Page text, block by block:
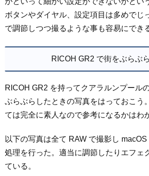
ボタンやダイヤル、設定項目は多めでじ
で調節しつつ撮るような事も容易にでき
RICOH GR2 で街をぶらぶ
RICOH GR2 を持ってクアラルンプール
ぶらぶらしたときの写真をはっておこう
ては完全に素人なので参考になるかはわ
以下の写真は全て RAW で撮影し
処理を行った。適当に調節したりエフェ
ている。